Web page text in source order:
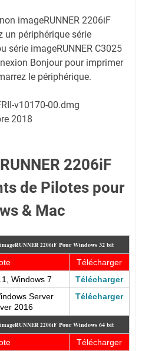
imageRUNNER 2206iF
un périphérique série
série imageRUNNER C3025
Bonjour pour imprimer
le périphérique.
v10170-00.dmg
2018
2206iF
de Pilotes pour
& Mac
2206iF PourWindows 32 bit
Télécharger
Windows 7
Télécharger
Server
2016
Télécharger
2206iF PourWindows 64 bit
Télécharger